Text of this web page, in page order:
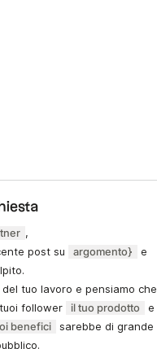
,
post su
argomento}
e
tuo lavoro e pensiamo che
follower
il tuo prodotto
e
benefici
sarebbe di grande